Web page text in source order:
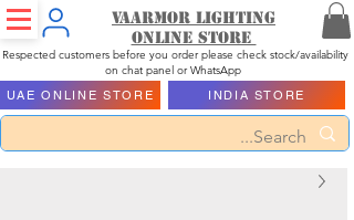
Vaarmor Lighting
ONLINE STORE
Respected customers before you order please check stock/availability
on chat panel or WhatsApp
UAE ONLINE STORE INDIA STORE